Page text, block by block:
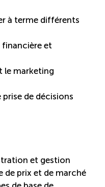
à terme différents
financière et
le marketing
prise de décisions
et gestion
de prix et de marché